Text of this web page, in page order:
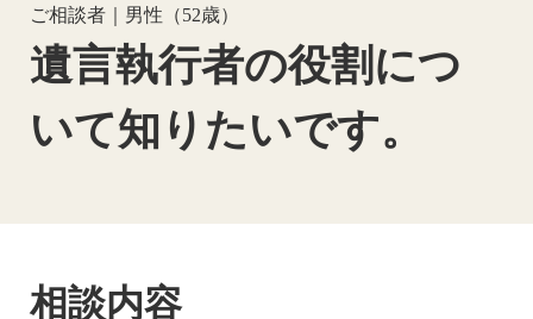
ご相談者｜男性（52歳）
遺言執行者の役割につ
いて知りたいです。
相談内容